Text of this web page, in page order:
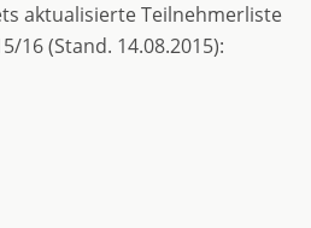
aktualisierte Teilnehmerliste
16 (Stand. 14.08.2015):